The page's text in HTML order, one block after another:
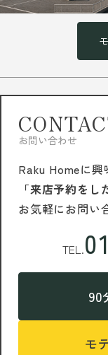
お問い合わせ
Raku Homeに興
「来店予約をし
お気軽にお問い
TEL.
90
モ